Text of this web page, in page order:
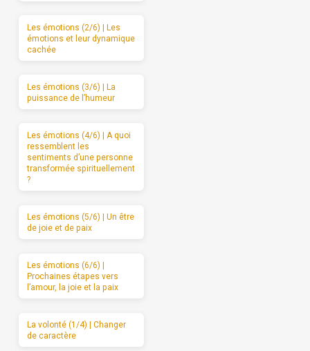
Les émotions (2/6) | Les
émotions et leur dynamique
cachée
Les émotions (3/6) | La
puissance de l’humeur
Les émotions (4/6) | A quoi
ressemblent les
sentiments d’une personne
transformée spirituellement
?
Les émotions (5/6) | Un être
de joie et de paix
Les émotions (6/6) |
Prochaines étapes vers
l’amour, la joie et la paix
La volonté (1/4) | Changer
de caractère